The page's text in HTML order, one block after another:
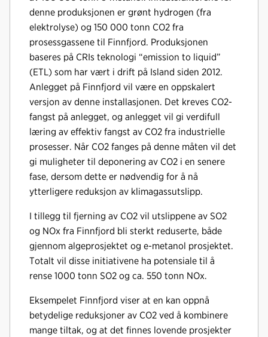
denne produksjonen er grønt hydrogen (fra
elektrolyse) og 150 000 tonn CO2 fra
prosessgassene til Finnfjord. Produksjonen
baseres på CRIs teknologi “emission to liquid”
(ETL) som har vært i drift på Island siden 2012.
Anlegget på Finnfjord vil være en oppskalert
versjon av denne installasjonen. Det kreves CO2-
fangst på anlegget, og anlegget vil gi verdifull
læring av effektiv fangst av CO2 fra industrielle
prosesser. Når CO2 fanges på denne måten vil det
gi muligheter til deponering av CO2 i en senere
fase, dersom dette er nødvendig for å nå
ytterligere reduksjon av klimagassutslipp.
I tillegg til fjerning av CO2 vil utslippene av SO2
og NOx fra Finnfjord bli sterkt reduserte, både
gjennom algeprosjektet og e-metanol prosjektet.
Totalt vil disse initiativene ha potensiale til å
rense 1000 tonn SO2 og ca. 550 tonn NOx.
Eksempelet Finnfjord viser at en kan oppnå
betydelige reduksjoner av CO2 ved å kombinere
mange tiltak, og at det finnes lovende prosjekter